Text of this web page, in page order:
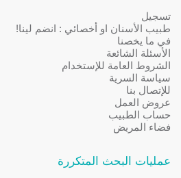
تسجيل
طبيب الأسنان او أخصائي : انضم لينا!
في ما يخصنا
الأسئلة الشائعة
الشروط العامة للإستخدام
سياسة السرية
للإتصال بنا
عروض العمل
حساب الطبيب
فضاء المريض
عمليات البحث المتكررة